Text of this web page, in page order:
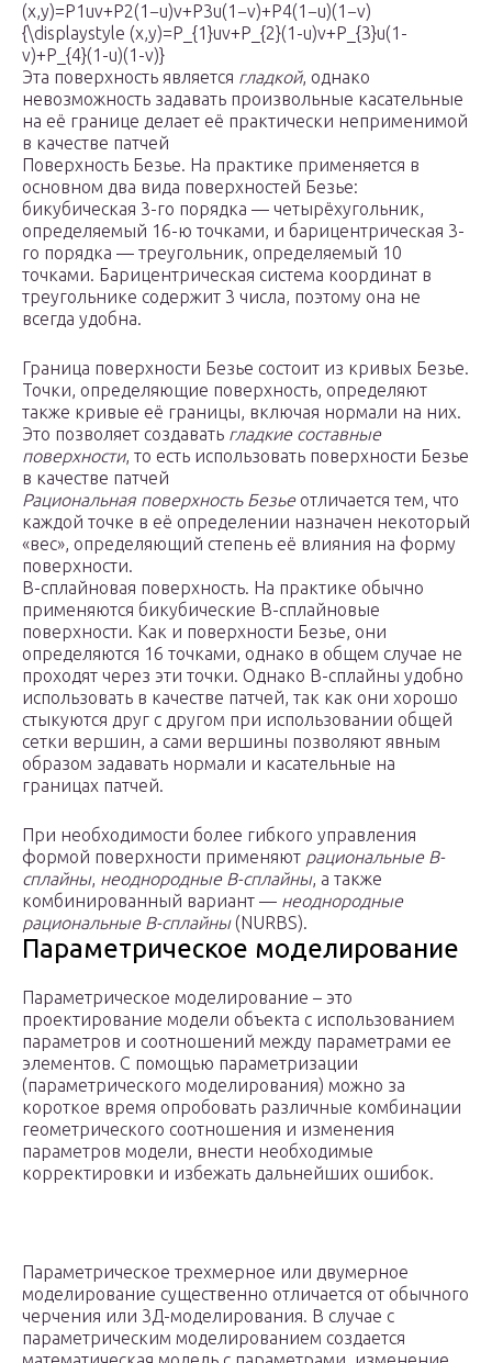
(x,y)=P1uv+P2(1−u)v+P3u(1−v)+P4(1−u)(1−v)
{\displaystyle (x,y)=P_{1}uv+P_{2}(1-u)v+P_{3}u(1-
v)+P_{4}(1-u)(1-v)}
Эта поверхность является гладкой, однако
невозможность задавать произвольные касательные
на её границе делает её практически неприменимой
в качестве патчей
Поверхность Безье. На практике применяется в
основном два вида поверхностей Безье:
бикубическая 3-го порядка — четырёхугольник,
определяемый 16-ю точками, и барицентрическая 3-
го порядка — треугольник, определяемый 10
точками. Барицентрическая система координат в
треугольнике содержит 3 числа, поэтому она не
всегда удобна.
Граница поверхности Безье состоит из кривых Безье.
Точки, определяющие поверхность, определяют
также кривые её границы, включая нормали на них.
Это позволяет создавать гладкие составные
поверхности, то есть использовать поверхности Безье
в качестве патчей
Рациональная поверхность Безьеотличается тем, что
каждой точке в её определении назначен некоторый
«вес», определяющий степень её влияния на форму
поверхности.
B-сплайновая поверхность. На практике обычно
применяются бикубические B-сплайновые
поверхности. Как и поверхности Безье, они
определяются 16 точками, однако в общем случае не
проходят через эти точки. Однако B-сплайны удобно
использовать в качестве патчей, так как они хорошо
стыкуются друг с другом при использовании общей
сетки вершин, а сами вершины позволяют явным
образом задавать нормали и касательные на
границах патчей.
При необходимости более гибкого управления
формой поверхности применяют рациональные B-
сплайны, неоднородные B-сплайны, а также
комбинированный вариант — неоднородные
рациональные B-сплайны(NURBS).
Параметрическое моделирование
Параметрическое моделирование – это
проектирование модели объекта с использованием
параметров и соотношений между параметрами ее
элементов. С помощью параметризации
(параметрического моделирования) можно за
короткое время опробовать различные комбинации
геометрического соотношения и изменения
параметров модели, внести необходимые
корректировки и избежать дальнейших ошибок.
Параметрическое трехмерное или двумерное
моделирование существенно отличается от обычного
черчения или 3Д-моделирования. В случае с
параметрическим моделированием создается